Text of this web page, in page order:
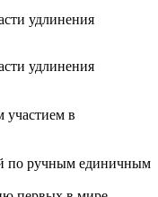
удлинения
удлинения
участием в
по ручным единичным